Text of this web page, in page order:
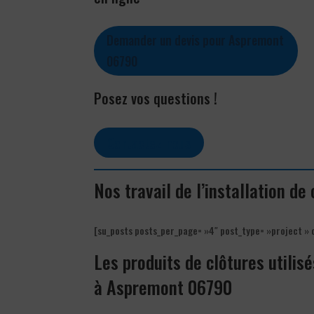
Posez vos questions !
Nos travail de l’installation
[su_posts posts_per_page= »4″ post_type= »project
Les produits de clôtures
à Aspremont 06790